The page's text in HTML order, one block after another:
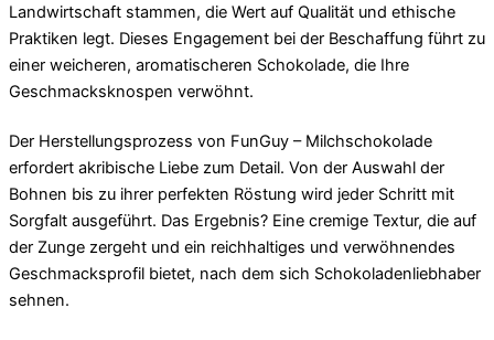
Landwirtschaft stammen, die Wert auf Qualität und ethische
Praktiken legt. Dieses Engagement bei der Beschaffung führt zu
einer weicheren, aromatischeren Schokolade, die Ihre
Geschmacksknospen verwöhnt.
Der Herstellungsprozess von FunGuy – Milchschokolade
erfordert akribische Liebe zum Detail. Von der Auswahl der
Bohnen bis zu ihrer perfekten Röstung wird jeder Schritt mit
Sorgfalt ausgeführt. Das Ergebnis? Eine cremige Textur, die auf
der Zunge zergeht und ein reichhaltiges und verwöhnendes
Geschmacksprofil bietet, nach dem sich Schokoladenliebhaber
sehnen.